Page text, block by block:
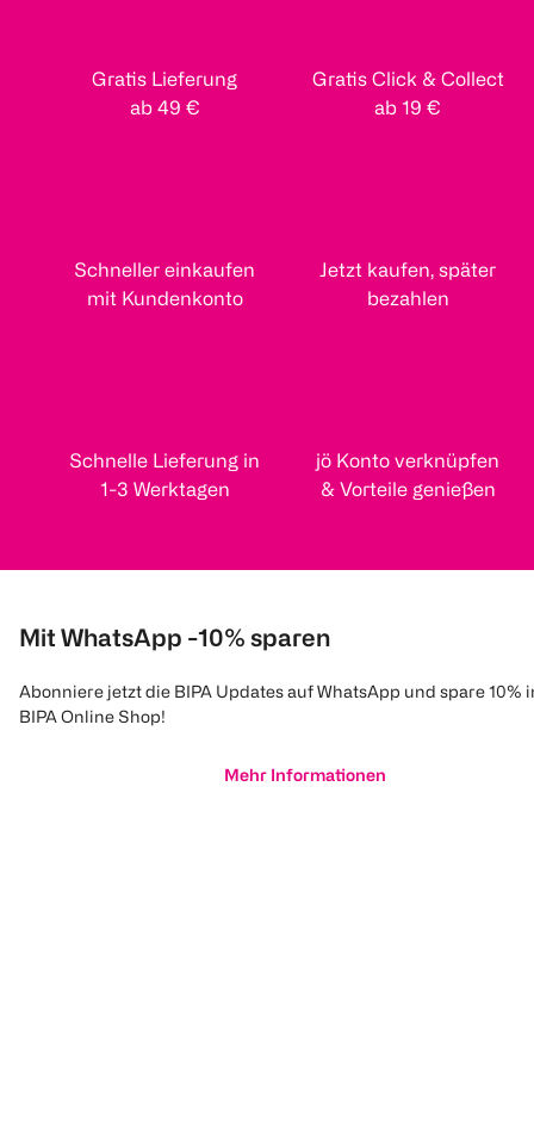
Gratis Lieferung
ab 49 €
Gratis Click & Collect
ab 19 €
Schneller einkaufen
mit Kundenkonto
Jetzt kaufen, später
bezahlen
Schnelle Lieferung in
1-3 Werktagen
jö Konto verknüpfen
& Vorteile genießen
Mit WhatsApp -10% sparen
Abonniere jetzt die BIPA Updates auf WhatsApp und spare 10%
BIPA Online Shop!
Mehr Informationen